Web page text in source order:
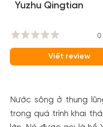
Yuzhu Qingtian
0
Viết review
Nước sông ở thung
trong quá trình khai